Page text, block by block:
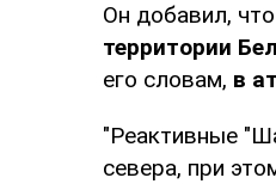
Он добавил,
территории
его словам, в
"Реактивные
севера, при